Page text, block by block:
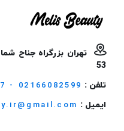
تهران بزرگراه جناح
53
تلفن : - 02166082599
ایمیل :